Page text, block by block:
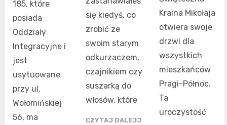
185, które
posiada
Oddziały
Integracyjne i
jest
usytuowane
przy ul.
Wołomińskiej
56, ma
się kiedyś, co
zrobić ze
swoim starym
odkurzaczem,
czajnikiem czy
suszarką do
włosów, które
CZYTAJ DALEJJ
Kraina Mikołaja
otwiera swoje
drzwi dla
wszystkich
mieszkańców
Pragi-Północ.
Ta
uroczystość